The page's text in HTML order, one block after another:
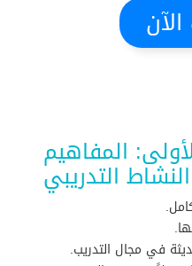
المفاهيم
التدريبي
في مجال التدريب.